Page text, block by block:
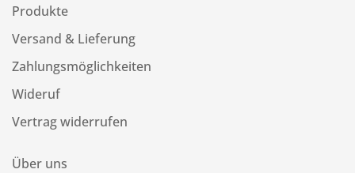
Produkte
Versand & Lieferung
Zahlungsmöglichkeiten
Wideruf
Vertrag widerrufen
Über uns